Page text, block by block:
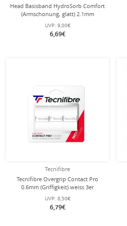
Head Basisband HydroSorb Comfort
(Armschonung, glatt) 2.1mm
schwarz
UVP: 9,00€
6,69€
Tecnifibre
Tecnifibre Overgrip Contact Pro
0.6mm (Griffigkeit) weiss 3er
UVP: 8,50€
6,79€